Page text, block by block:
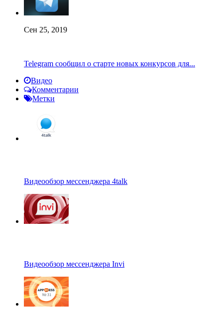
Сен 25, 2019
Telegram сообщил о старте новых конкурсов для...
Видео
Комментарии
Метки
Видеообзор мессенджера 4talk
Видеообзор мессенджера Invi